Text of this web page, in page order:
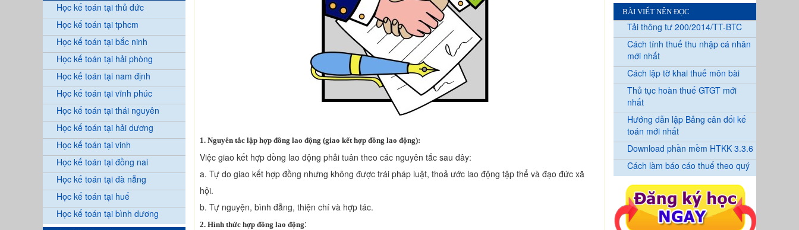
Học kế toán tại thủ đức
Học kế toán tại tphcm
Học kế toán tại bắc ninh
Học kế toán tại hải phòng
Học kế toán tại nam định
Học kế toán tại vĩnh phúc
Học kế toán tại thái nguyên
Học kế toán tại hải dương
Học kế toán tại vinh
Học kế toán tại đồng nai
Học kế toán tại đà nẵng
Học kế toán tại huế
Học kế toán tại bình dương
1. Nguyên tắc lập hợp đồng lao động (giao kết hợp đồng lao động):
Việc giao kết hợp đồng lao động phải tuân theo các nguyên tắc sau đây:
a. Tự do giao kết hợp đồng nhưng không được trái pháp luật, thoả ước lao động tập thể và đạo đức xã
hội.
b. Tự nguyện, bình đẳng, thiện chí và hợp tác.
2. Hình thức hợp đồng lao động:
BÀI VIẾT NÊN ĐỌC
Tải thông tư 200/2014/TT-BTC
Cách tính thuế thu nhập cá nhân
mới nhất
Cách lập tờ khai thuế môn bài
Thủ tục hoàn thuế GTGT mới
nhất
Hướng dẫn lập Bảng cân đối kế
toán mới nhất
Download phần mềm HTKK 3.3.6
Cách làm báo cáo thuế theo quý